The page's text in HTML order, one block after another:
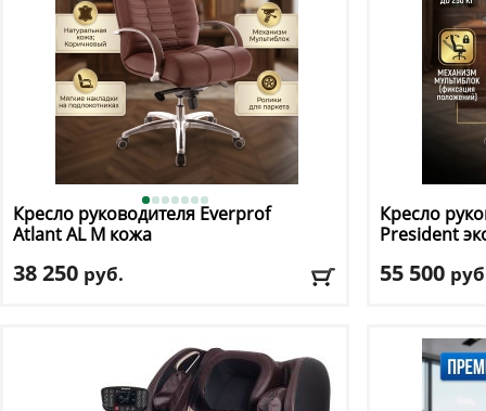
Кресло руководителя Everprof
Atlant AL M кожа
38 250 руб.
Регулировка по высоте: есть
: натуральная кожа
Подлокотники: да
Кресло
President
55 500
Механизм
Регулировка
Материал